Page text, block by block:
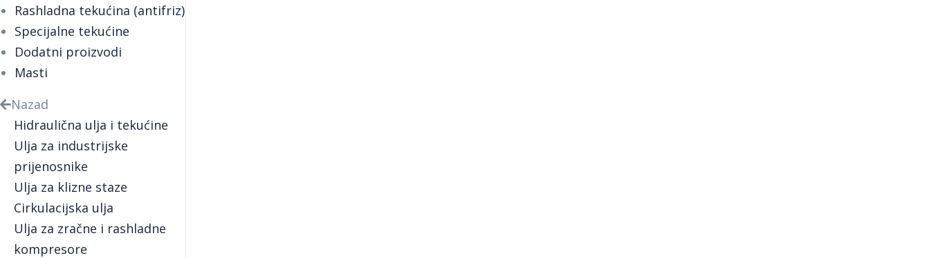
Rashladna tekućina (antifriz)
Specijalne tekućine
Dodatni proizvodi
Masti
Nazad
Hidraulična ulja i tekućine
Ulja za industrijske
prijenosnike
Ulja za klizne staze
Cirkulacijska ulja
Ulja za zračne i rashladne
kompresore